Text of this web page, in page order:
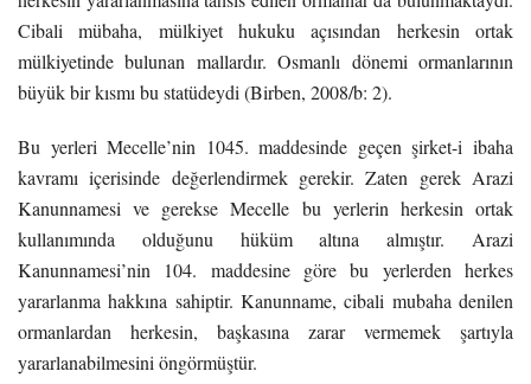
Cibali mübaha, mülkiyet hukuku açısından herkesin ortak
mülkiyetinde bulunan mallardır. Osmanlı dönemi ormanlarının
büyük bir kısmı bu statüdeydi (Birben, 2008/b: 2).
Bu yerleri Mecelle’nin 1045. maddesinde geçen şirket-i ibaha
kavramı içerisinde değerlendirmek gerekir. Zaten gerek Arazi
Kanunnamesi ve gerekse Mecelle bu yerlerin herkesin ortak
kullanımında olduğunu hüküm altına almıştır. Arazi
Kanunnamesi’nin 104. maddesine göre bu yerlerden herkes
yararlanma hakkına sahiptir. Kanunname, cibali mubaha denilen
ormanlardan herkesin, başkasına zarar vermemek şartıyla
yararlanabilmesini öngörmüştür.